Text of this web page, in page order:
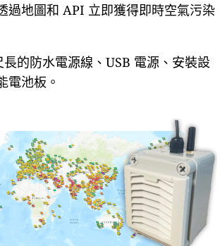
過地圖和 API 立即獲得即時空氣污染
的防水電源線、USB 電源、安裝設
電池板。